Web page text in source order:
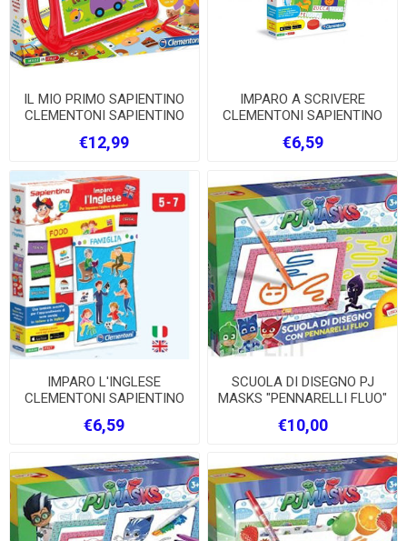
IL MIO PRIMO SAPIENTINO
CLEMENTONI SAPIENTINO
€12,99
IMPARO A SCRIVERE
CLEMENTONI SAPIENTINO
€6,59
IMPARO L'INGLESE
CLEMENTONI SAPIENTINO
€6,59
SCUOLA DI DISEGNO PJ
MASKS "PENNARELLI FLUO"
€10,00